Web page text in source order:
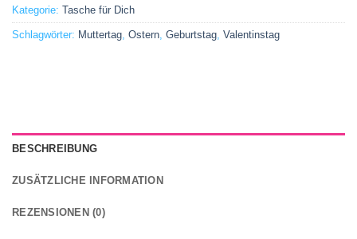
Kategorie: Tasche für Dich
Schlagwörter: Muttertag, Ostern, Geburtstag, Valentinstag
BESCHREIBUNG
ZUSÄTZLICHE INFORMATION
REZENSIONEN (0)